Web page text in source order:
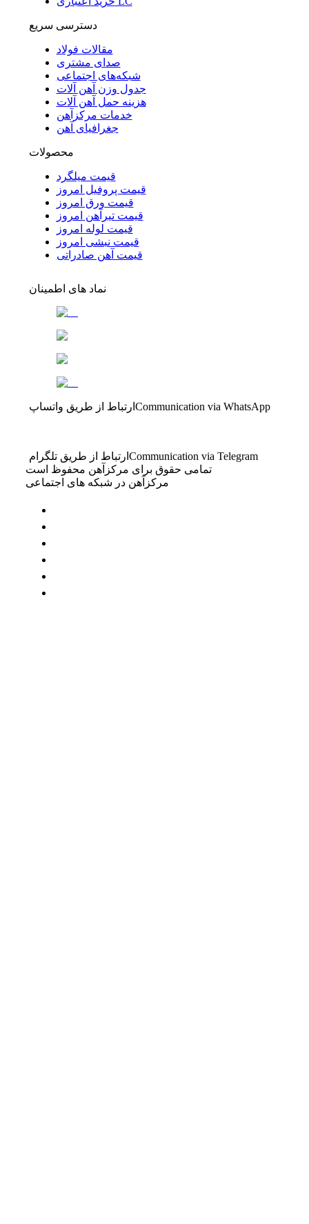
دسترسی سریع
مقالات فولاد
صدای مشتری
شبکه‌های اجتماعی
جدول وزن آهن آلات
هزینه حمل آهن آلات
خدمات مرکزآهن
جغرافیای آهن
محصولات
قیمت میلگرد
قیمت پروفیل امروز
قیمت ورق امروز
قیمت تیرآهن امروز
قیمت لوله امروز
قیمت نبشی امروز
قیمت آهن صادراتی
نماد های اطمینان
ارتباط از طریق واتساپ Communication via WhatsApp
ارتباط از طریق تلگرام Communication via Telegram
تمامی حقوق برای مرکزآهن محفوظ است
مرکزآهن در شبکه های اجتماعی